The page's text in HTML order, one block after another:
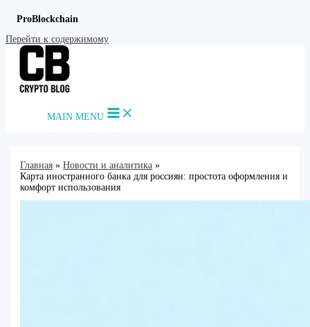
ProBlockchain
Перейти к содержимому
MAIN MENU
Главная
Новости и аналитика
Карта иностранного банка для россиян: простота оформления и
комфорт использования